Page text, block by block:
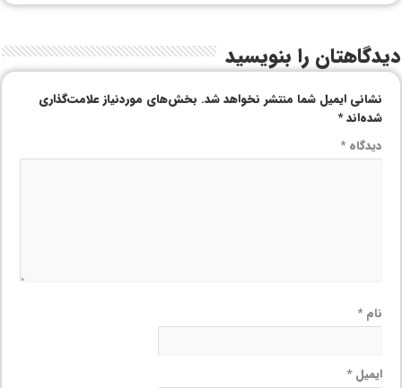
دیدگاهتان را بنویسید
نشانی ایمیل شما منتشر نخواهد شد. بخش‌های موردنیاز علامت‌گذاری
شده‌اند*
دیدگاه*
نام*
ایمیل*